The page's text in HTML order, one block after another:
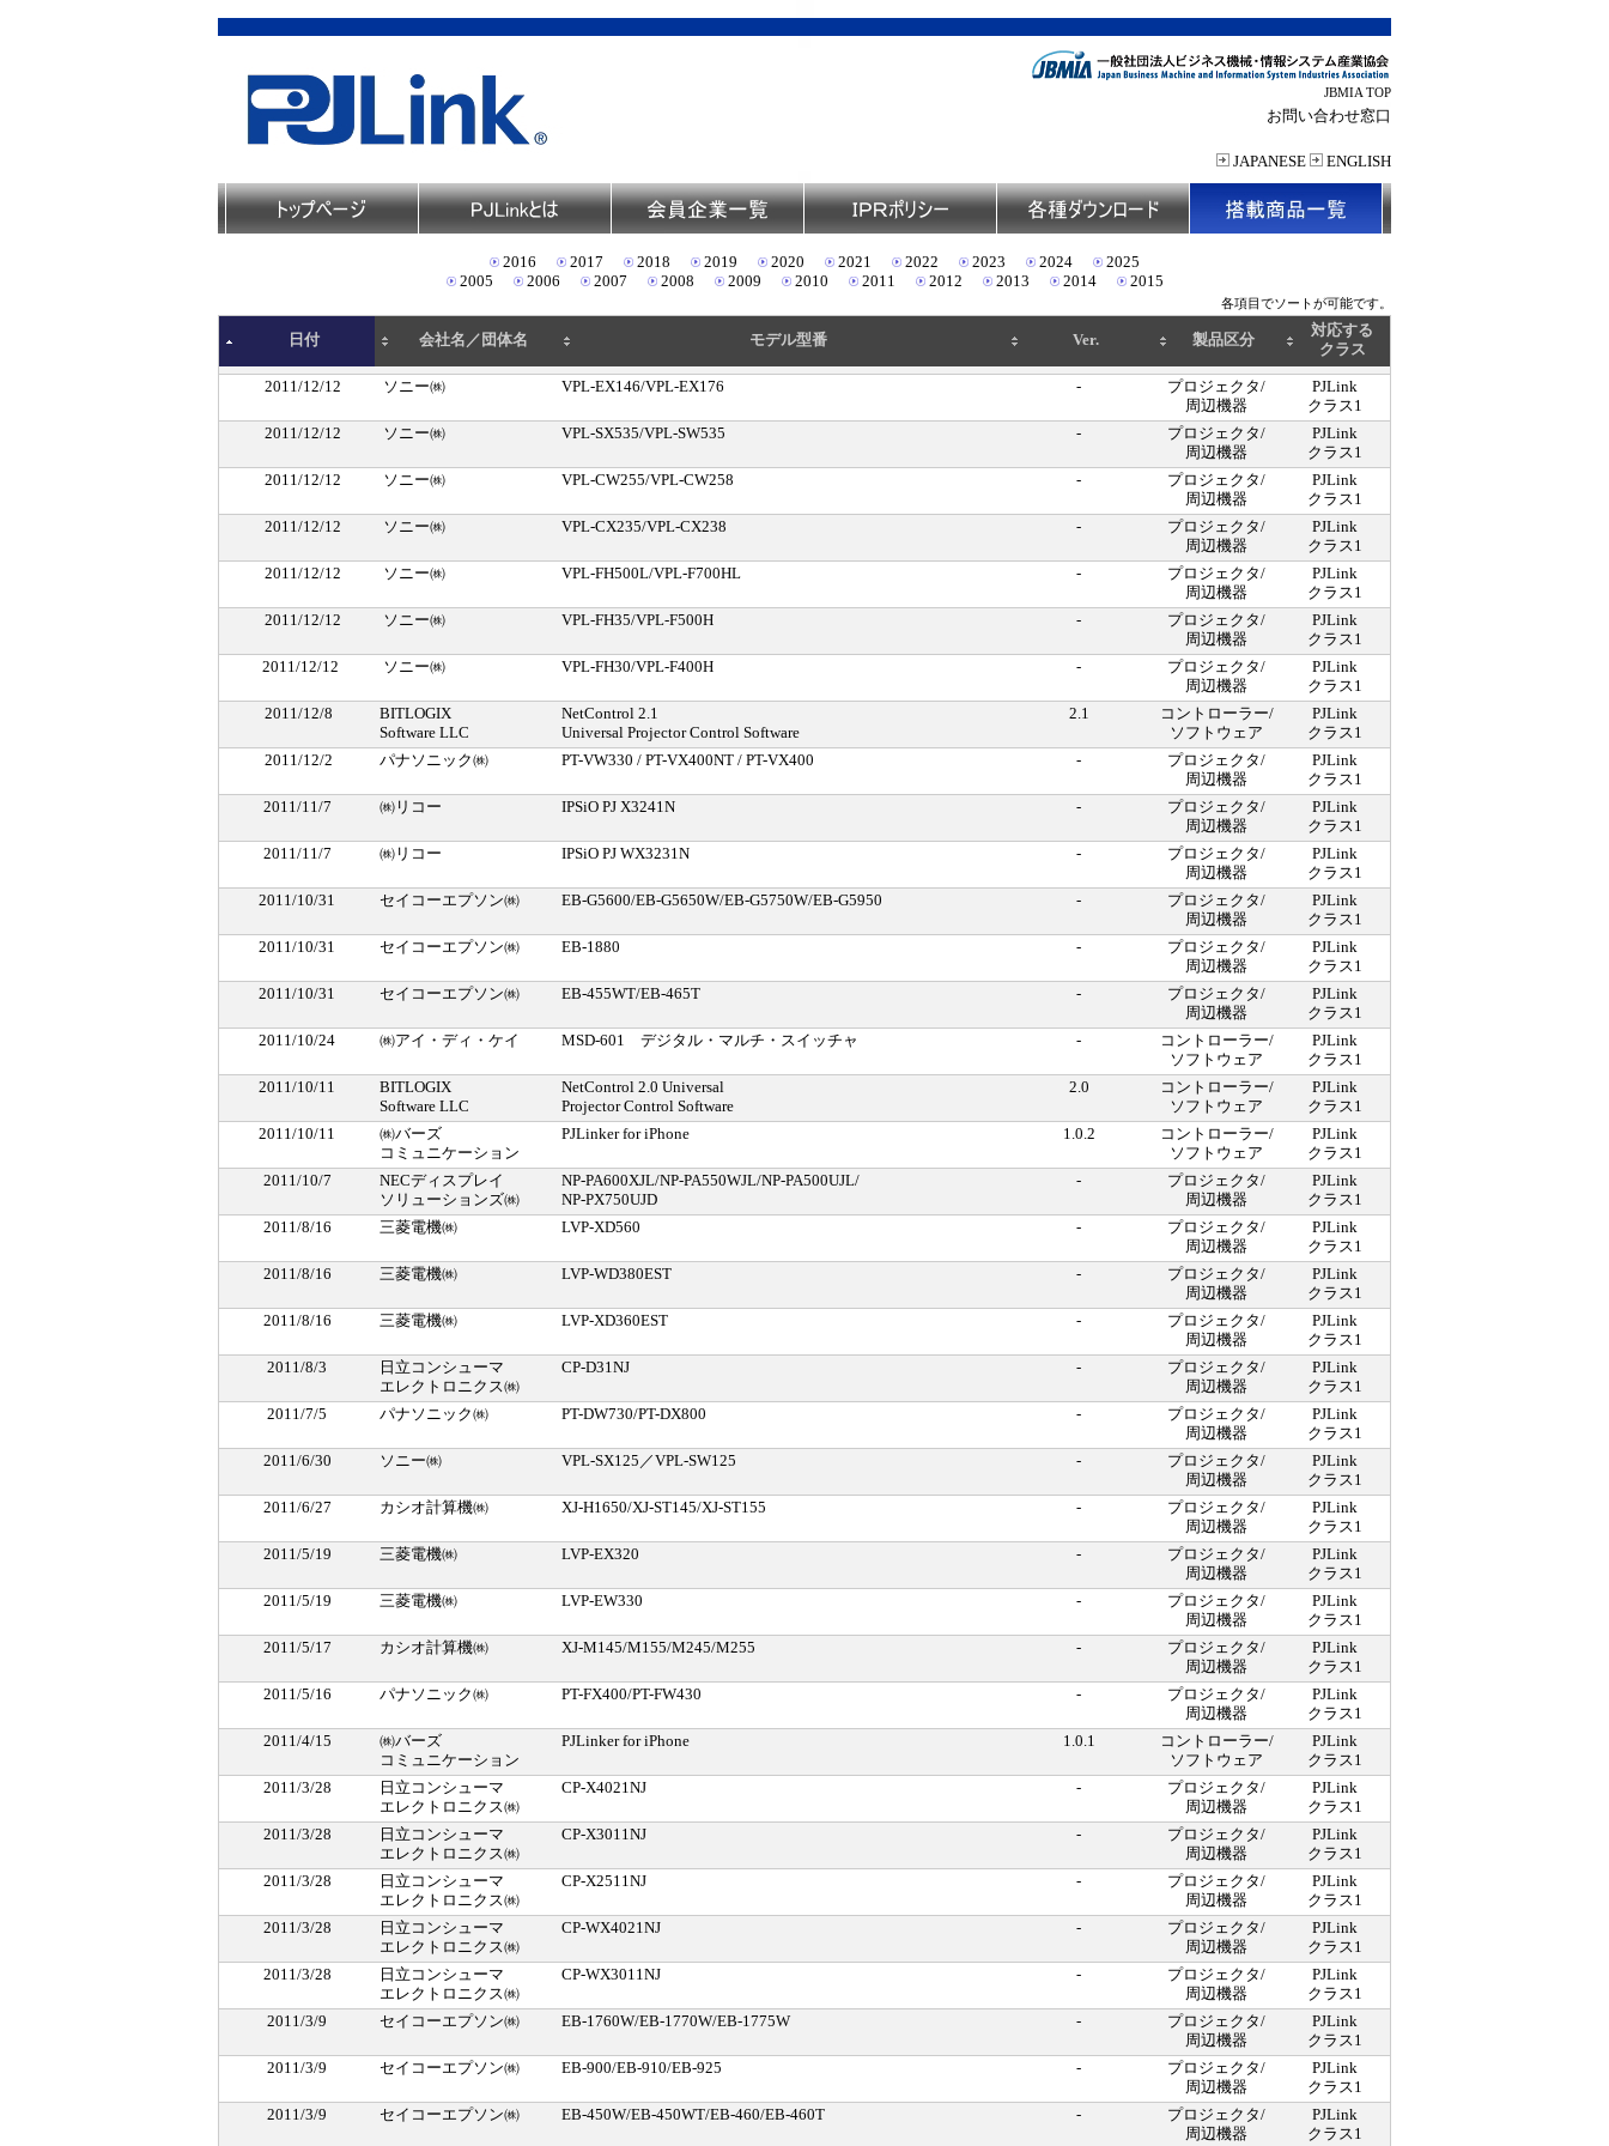
JBMIA TOP
お問い合わせ窓口
JAPANESE ENGLISH
2016 2017 2018 2019 2020 2021 2022 2023 2024
2025
2005
2006 2007 2008 2009 2010 2011 2012 2013 2014 2015
各項目でソートが可能です。
日付 会社名／団体名 モデル型番 Ver. 製品区分
対応する
クラス
2011/12/12 ソニー㈱ VPL‐EX146/VPL‐EX176 -
プロジェクタ/
周辺機器
PJLink
クラス1
2011/12/12
ソニー㈱ VPL‐SX535/VPL‐SW535 -
プロジェクタ/
周辺機器
PJLink
クラス1
2011/12/12
ソニー㈱ VPL‐CW255/VPL‐CW258 -
プロジェクタ/
周辺機器
PJLink
クラス1
2011/12/12
ソニー㈱ VPL‐CX235/VPL‐CX238 -
プロジェクタ/
周辺機器
PJLink
クラス1
2011/12/12
ソニー㈱ VPL‐FH500L/VPL‐F700HL -
プロジェクタ/
周辺機器
PJLink
クラス1
2011/12/12
ソニー㈱ VPL‐FH35/VPL‐F500H -
プロジェクタ/
周辺機器
PJLink
クラス1
2011/12/12
ソニー㈱ VPL‐FH30/VPL‐F400H -
プロジェクタ/
周辺機器
PJLink
クラス1
2011/12/8
BITLOGIX
Software LLC
NetControl 2.1
Universal Projector Control Software
2.1
コントローラー/
ソフトウェア
PJLink
クラス1
2011/12/2
パナソニック㈱ PT-VW330 / PT-VX400NT / PT-VX400 -
プロジェクタ/
周辺機器
PJLink
クラス1
2011/11/7
㈱リコー IPSiO PJ X3241N -
プロジェクタ/
周辺機器
PJLink
クラス1
2011/11/7
㈱リコー IPSiO PJ WX3231N -
プロジェクタ/
周辺機器
PJLink
クラス1
2011/10/31
セイコーエプソン㈱ EB-G5600/EB-G5650W/EB-G5750W/EB-G5950 -
プロジェクタ/
周辺機器
PJLink
クラス1
2011/10/31
セイコーエプソン㈱ EB-1880 -
プロジェクタ/
周辺機器
PJLink
クラス1
2011/10/31
セイコーエプソン㈱ EB-455WT/EB-465T -
プロジェクタ/
周辺機器
PJLink
クラス1
2011/10/24
㈱アイ・ディ・ケイ MSD-601 デジタル・マルチ・スイッチャ -
コントローラー/
ソフトウェア
PJLink
クラス1
2011/10/11
BITLOGIX
Software LLC
NetControl 2.0 Universal
Projector Control Software
2.0
コントローラー/
ソフトウェア
PJLink
クラス1
2011/10/11
㈱バーズ
コミュニケーション
PJLinker for iPhone 1.0.2
コントローラー/
ソフトウェア
PJLink
クラス1
2011/10/7
NECディスプレイ
ソリューションズ㈱
NP-PA600XJL/NP-PA550WJL/NP-PA500UJL/
NP-PX750UJD
-
プロジェクタ/
周辺機器
PJLink
クラス1
2011/8/16
三菱電機㈱ LVP-XD560 -
プロジェクタ/
周辺機器
PJLink
クラス1
2011/8/16
三菱電機㈱ LVP-WD380EST -
プロジェクタ/
周辺機器
PJLink
クラス1
2011/8/16
三菱電機㈱ LVP-XD360EST -
プロジェクタ/
周辺機器
PJLink
クラス1
2011/8/3
日立コンシューマ
エレクトロニクス㈱
CP-D31NJ -
プロジェクタ/
周辺機器
PJLink
クラス1
2011/7/5
パナソニック㈱ PT-DW730/PT-DX800 -
プロジェクタ/
周辺機器
PJLink
クラス1
2011/6/30
ソニー㈱ VPL-SX125／VPL-SW125 -
プロジェクタ/
周辺機器
PJLink
クラス1
2011/6/27
カシオ計算機㈱ XJ-H1650/XJ-ST145/XJ-ST155 -
プロジェクタ/
周辺機器
PJLink
クラス1
2011/5/19
三菱電機㈱ LVP-EX320 -
プロジェクタ/
周辺機器
PJLink
クラス1
2011/5/19
三菱電機㈱ LVP-EW330 -
プロジェクタ/
周辺機器
PJLink
クラス1
2011/5/17
カシオ計算機㈱ XJ-M145/M155/M245/M255 -
プロジェクタ/
周辺機器
PJLink
クラス1
2011/5/16
パナソニック㈱ PT-FX400/PT-FW430 -
プロジェクタ/
周辺機器
PJLink
クラス1
2011/4/15
㈱バーズ
コミュニケーション
PJLinker for iPhone 1.0.1
コントローラー/
ソフトウェア
PJLink
クラス1
2011/3/28
日立コンシューマ
エレクトロニクス㈱
CP-X4021NJ -
プロジェクタ/
周辺機器
PJLink
クラス1
2011/3/28
日立コンシューマ
エレクトロニクス㈱
CP-X3011NJ -
プロジェクタ/
周辺機器
PJLink
クラス1
2011/3/28
日立コンシューマ
エレクトロニクス㈱
CP-X2511NJ -
プロジェクタ/
周辺機器
PJLink
クラス1
2011/3/28
日立コンシューマ
エレクトロニクス㈱
CP-WX4021NJ -
プロジェクタ/
周辺機器
PJLink
クラス1
2011/3/28
日立コンシューマ
エレクトロニクス㈱
CP-WX3011NJ -
プロジェクタ/
周辺機器
PJLink
クラス1
2011/3/9
セイコーエプソン㈱ EB-1760W/EB-1770W/EB-1775W -
プロジェクタ/
周辺機器
PJLink
クラス1
2011/3/9
セイコーエプソン㈱ EB-900/EB-910/EB-925 -
プロジェクタ/
周辺機器
PJLink
クラス1
2011/3/9
セイコーエプソン㈱ EB-450W/EB-450WT/EB-460/EB-460T -
プロジェクタ/
周辺機器
PJLink
クラス1